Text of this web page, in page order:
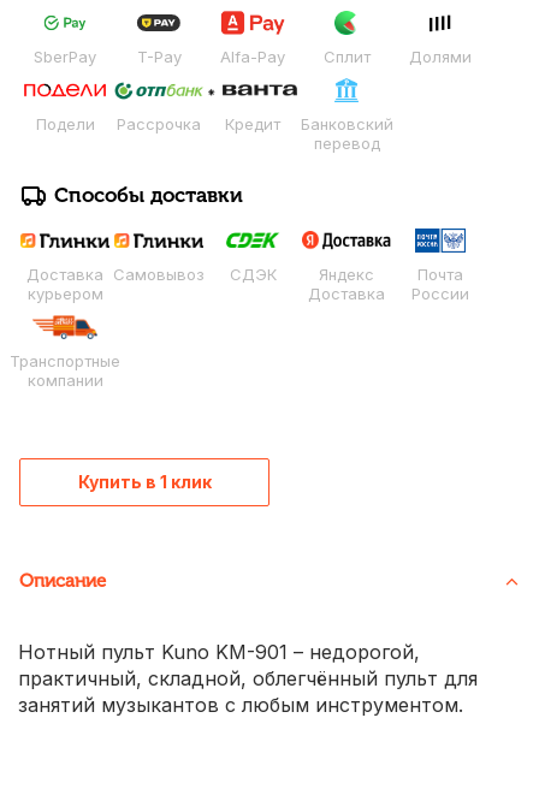
SberPay T-Pay Alfa-Pay Сплит Долями
Подели Рассрочка Кредит
Банковский
перевод
Способы доставки
Доставка
курьером
Самовывоз СДЭК
Яндекс
Доставка
Почта
России
Транспортные
компании
Купить в 1 клик
Описание
Нотный пульт Kuno KM-901 – недорогой,
практичный, складной, облегчённый пульт для
занятий музыкантов с любым инструментом.